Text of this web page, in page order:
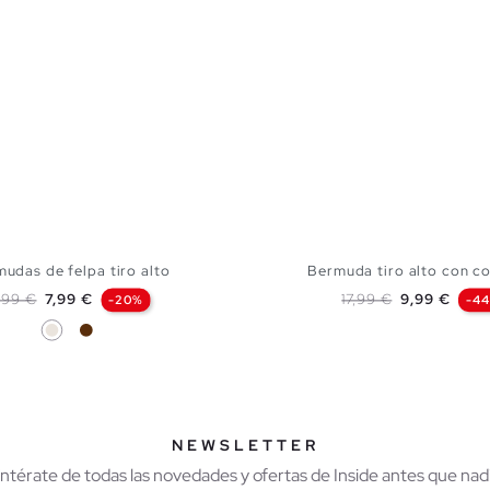
AÑADIR A MI CESTA
de felpa tiro alto
base
€ Precio
7,99 € -20%
CrudoChocolate
Bermuda tiro alto con
Precio base
17,99 € Precio
9,99 € -
NEWSLETTER
de todas las novedades y ofertas de Inside antes que